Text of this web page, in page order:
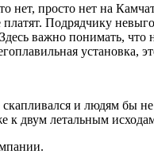
просто нет на
Подрядчику
важно понимать, что
установка,
и людям бы
к двум летальным